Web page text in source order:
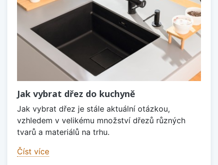
Jak vybrat dřez do kuchyně
Jak vybrat dřez je stále aktuální otázkou,
vzhledem v velikému množství dřezů různých
tvarů a materiálů na trhu.
Číst více